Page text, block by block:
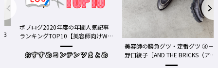
ボブログ2020年度の年間人気記事
ランキングTOP10【美容師向けWe
おすすめコンテンツまとめ
美容師の勝負グツ・定番グツ ③－
野口綾子［AND THE BRICKS（アン
ドザブリックス）／神奈川県鎌倉